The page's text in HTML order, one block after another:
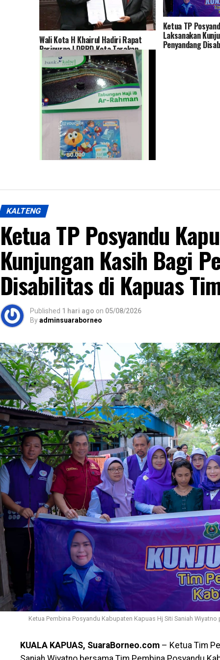
Wali Kota H Khairul Hadiri Rapat
Paripurna I DPRD Kota Tarakan
Ketua TP
Laksanakan
Penyandang
Nasri (MAHAJUNA)
KALTENG
Ketua TP Posyandu
Kunjungan Kasih Bagi
Disabilitas di Kapuas
Published 1 hari ago on 05/08/2026
Byadminsuaraborneo
Ketua Pembina Posyandu Kabupaten Kapuas Hj Siti Saniah
KUALA KAPUAS, SuaraBorneo.com – Ketua Tim